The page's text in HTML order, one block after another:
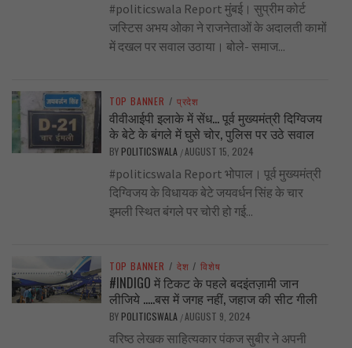
#politicswala Report मुंबई। सुप्रीम कोर्ट
जस्टिस अभय ओका ने राजनेताओं के अदालती कामों
में दखल पर सवाल उठाया। बोले- समाज...
TOP BANNER / प्रदेश
वीवीआईपी इलाके में सेंध… पूर्व मुख्यमंत्री दिग्विजय
के बेटे के बंगले में घुसे चोर, पुलिस पर उठे सवाल
BY POLITICSWALA /AUGUST 15, 2024
#politicswala Report भोपाल। पूर्व मुख्यमंत्री
दिग्विजय के विधायक बेटे जयवर्धन सिंह के चार
इमली स्थित बंगले पर चोरी हो गई...
TOP BANNER / देश / विशेष
#INDIGO में टिकट के पहले बदइंतज़ामी जान
लीजिये …..बस में जगह नहीं, जहाज की सीट गीली
BY POLITICSWALA /AUGUST 9, 2024
वरिष्ठ लेखक साहित्यकार पंकज सुबीर ने अपनी